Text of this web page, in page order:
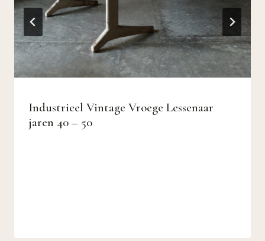
Industrieel Vintage Vroege Lessenaar
jaren 40 – 50